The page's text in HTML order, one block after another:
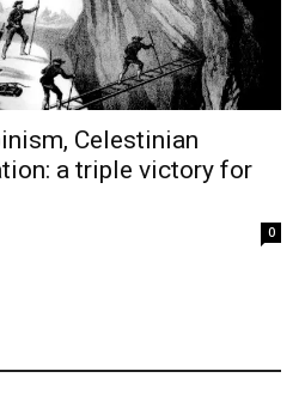
Celestinian
a triple victory for
0